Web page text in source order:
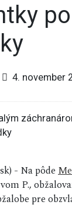
4. november
- Na pôde
P.,
pre